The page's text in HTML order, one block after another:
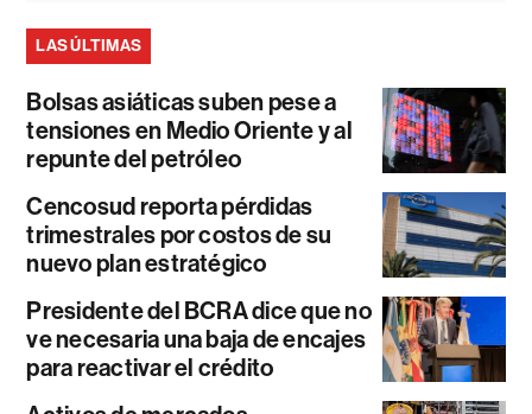
LAS ÚLTIMAS
Bolsas asiáticas suben pese a
tensiones en Medio Oriente y al
repunte del petróleo
Cencosud reporta pérdidas
trimestrales por costos de su
nuevo plan estratégico
Presidente del BCRA dice que no
ve necesaria una baja de encajes
para reactivar el crédito